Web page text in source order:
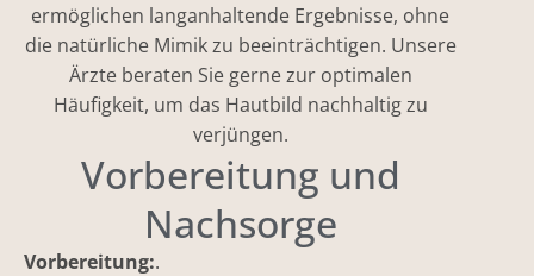
ermöglichen langanhaltende Ergebnisse, ohne
die natürliche Mimik zu beeinträchtigen. Unsere
Ärzte beraten Sie gerne zur optimalen
Häufigkeit, um das Hautbild nachhaltig zu
verjüngen.
Vorbereitung und
Nachsorge
Vorbereitung:.